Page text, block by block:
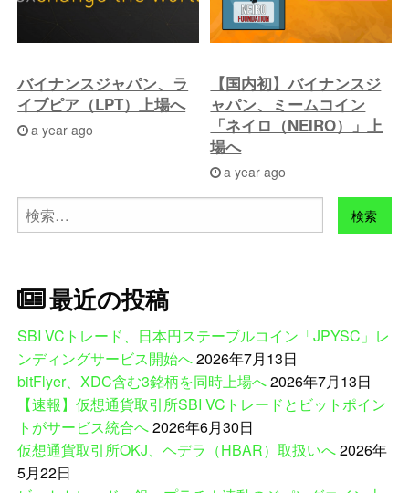
バイナンスジャパン、ラ
イブピア（LPT）上場へ
a year ago
【国内初】バイナンスジ
ャパン、ミームコイン
「ネイロ（NEIRO）」上
場へ
a year ago
検
索:
最近の投稿
SBI VCトレード、日本円ステーブルコイン「JPYSC」レ
ンディングサービス開始へ2026年7月13日
bitFlyer、XDC含む3銘柄を同時上場へ2026年7月13日
【速報】仮想通貨取引所SBI VCトレードとビットポイン
トがサービス統合へ2026年6月30日
仮想通貨取引所OKJ、ヘデラ（HBAR）取扱いへ2026年
5月22日